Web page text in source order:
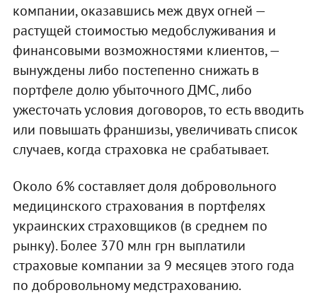
компании, оказавшись меж двух огней —
растущей стоимостью медобслуживания и
финансовыми возможностями клиентов, —
вынуждены либо постепенно снижать в
портфеле долю убыточного ДМС, либо
ужесточать условия договоров, то есть вводить
или повышать франшизы, увеличивать список
случаев, когда страховка не срабатывает.
Около 6% составляет доля добровольного
медицинского страхования в портфелях
украинских страховщиков (в среднем по
рынку). Более 370 млн грн выплатили
страховые компании за 9 месяцев этого года
по добровольному медстрахованию.